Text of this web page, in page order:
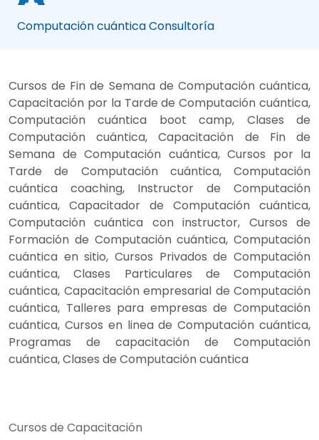
Computación cuántica Consultoría
Cursos de Fin de Semana de Computación cuántica,
Capacitación por la Tarde de Computación cuántica,
Computación cuántica boot camp, Clases de
Computación cuántica, Capacitación de Fin de
Semana de Computación cuántica, Cursos por la
Tarde de Computación cuántica, Computación
cuántica coaching, Instructor de Computación
cuántica, Capacitador de Computación cuántica,
Computación cuántica con instructor, Cursos de
Formación de Computación cuántica, Computación
cuántica en sitio, Cursos Privados de Computación
cuántica, Clases Particulares de Computación
cuántica, Capacitación empresarial de Computación
cuántica, Talleres para empresas de Computación
cuántica, Cursos en linea de Computación cuántica,
Programas de capacitación de Computación
cuántica, Clases de Computación cuántica
Cursos de Capacitación